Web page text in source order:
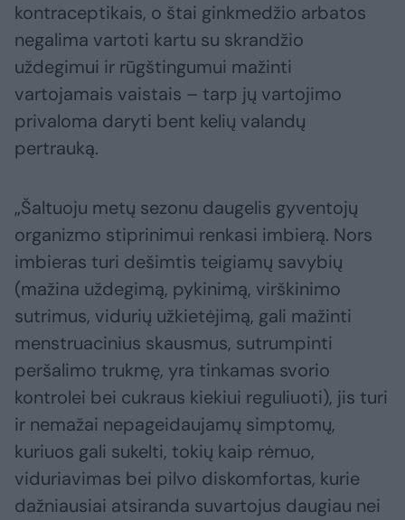
kontraceptikais, o štai ginkmedžio arbatos
negalima vartoti kartu su skrandžio
uždegimui ir rūgštingumui mažinti
vartojamais vaistais – tarp jų vartojimo
privaloma daryti bent kelių valandų
pertrauką.
„Šaltuoju metų sezonu daugelis gyventojų
organizmo stiprinimui renkasi imbierą. Nors
imbieras turi dešimtis teigiamų savybių
(mažina uždegimą, pykinimą, virškinimo
sutrimus, vidurių užkietėjimą, gali mažinti
menstruacinius skausmus, sutrumpinti
peršalimo trukmę, yra tinkamas svorio
kontrolei bei cukraus kiekiui reguliuoti), jis turi
ir nemažai nepageidaujamų simptomų,
kuriuos gali sukelti, tokių kaip rėmuo,
viduriavimas bei pilvo diskomfortas, kurie
dažniausiai atsiranda suvartojus daugiau nei